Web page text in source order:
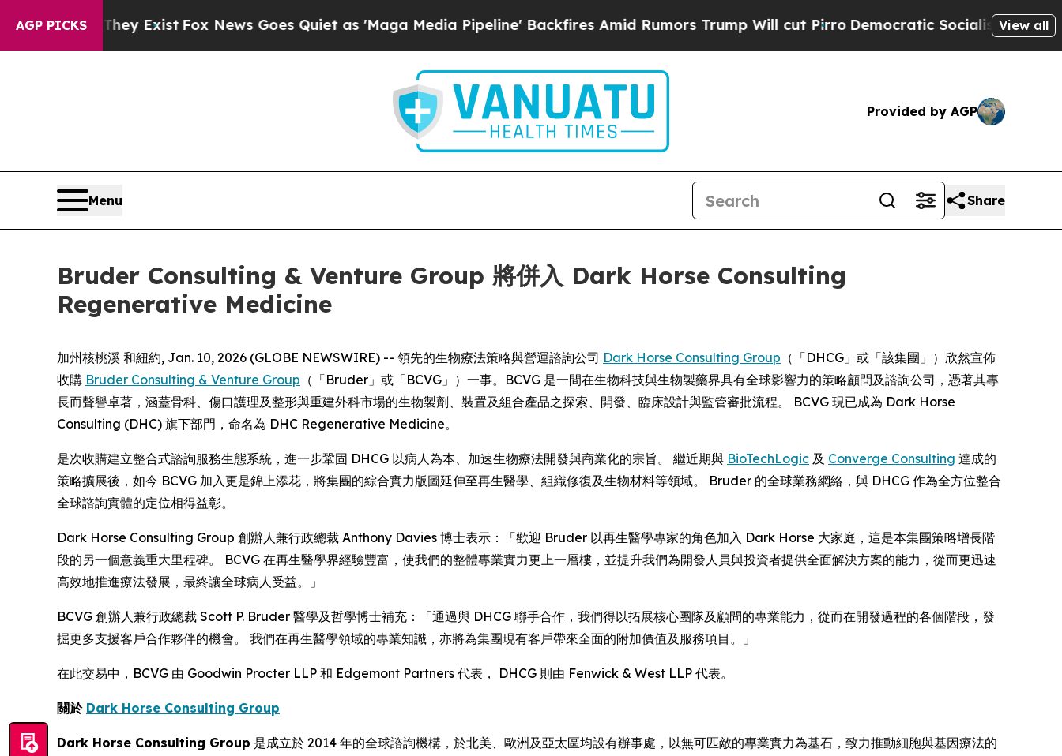
AGP PICKS
Proof They ExistFox News Goes Quiet as 'Maga Media Pipeline' Backfires Amid Rumors Trump Will cut PirroDemocratic Socialists of America
View all
Provided by AGP
Menu Share
Bruder Consulting & Venture Group 將併入 Dark Horse Consulting
Regenerative Medicine
加州核桃溪 和紐約, Jan. 10, 2026 (GLOBE NEWSWIRE) -- 領先的生物療法策略與營運諮詢公司 Dark Horse Consulting Group （「DHCG」或「該集團」）欣然宣佈
收購 Bruder Consulting & Venture Group （「Bruder」或「BCVG」）一事。BCVG 是一間在生物科技與生物製藥界具有全球影響力的策略顧問及諮詢公司，憑著其專
長而聲譽卓著，涵蓋骨科、傷口護理及整形與重建外科市場的生物製劑、裝置及組合產品之探索、開發、臨床設計與監管審批流程。 BCVG 現已成為 Dark Horse
Consulting (DHC) 旗下部門，命名為 DHC Regenerative Medicine。
是次收購建立整合式諮詢服務生態系統，進一步鞏固 DHCG 以病人為本、加速生物療法開發與商業化的宗旨。 繼近期與 BioTechLogic 及 Converge Consulting 達成的
策略擴展後，如今 BCVG 加入更是錦上添花，將集團的綜合實力版圖延伸至再生醫學、組織修復及生物材料等領域。 Bruder 的全球業務網絡，與 DHCG 作為全方位整合
全球諮詢實體的定位相得益彰。
Dark Horse Consulting Group 創辦人兼行政總裁 Anthony Davies 博士表示：「歡迎 Bruder 以再生醫學專家的角色加入 Dark Horse 大家庭，這是本集團策略增長階
段的另一個意義重大里程碑。 BCVG 在再生醫學界經驗豐富，使我們的整體專業實力更上一層樓，並提升我們為開發人員與投資者提供全面解決方案的能力，從而更迅速
高效地推進療法發展，最終讓全球病人受益。」
BCVG 創辦人兼行政總裁 Scott P. Bruder 醫學及哲學博士補充：「通過與 DHCG 聯手合作，我們得以拓展核心團隊及顧問的專業能力，從而在開發過程的各個階段，發
掘更多支援客戶合作夥伴的機會。 我們在再生醫學領域的專業知識，亦將為集團現有客戶帶來全面的附加價值及服務項目。」
在此交易中，BCVG 由 Goodwin Procter LLP 和 Edgemont Partners 代表， DHCG 則由 Fenwick & West LLP 代表。
關於 Dark Horse Consulting Group
Dark Horse Consulting Group 是成立於 2014 年的全球諮詢機構，於北美、歐洲及亞太區均設有辦事處，以無可匹敵的專業實力為基石，致力推動細胞與基因療法的